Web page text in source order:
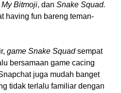
Bitmoji, dan Snake Squad.
having fun bareng teman-
game Snake Squad
sempat
bersamaan game cacing
juga mudah banget